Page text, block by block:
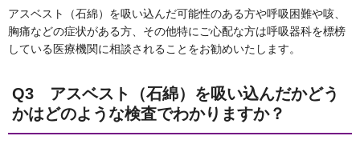
アスベスト（石綿）を吸い込んだ可能性のある方や呼吸困難や咳、
胸痛などの症状がある方、その他特にご心配な方は呼吸器科を標榜
している医療機関に相談されることをお勧めいたします。
Q3 アスベスト（石綿）を吸い込んだかどう
かはどのような検査でわかりますか？